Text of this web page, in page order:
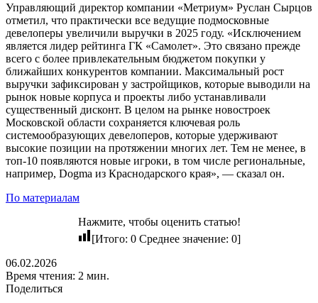
Управляющий директор компании «Метриум» Руслан Сырцов
отметил, что практически все ведущие подмосковные
девелоперы увеличили выручки в 2025 году. «Исключением
является лидер рейтинга ГК «Самолет». Это связано прежде
всего с более привлекательным бюджетом покупки у
ближайших конкурентов компании. Максимальный рост
выручки зафиксирован у застройщиков, которые выводили на
рынок новые корпуса и проекты либо устанавливали
существенный дисконт. В целом на рынке новостроек
Московской области сохраняется ключевая роль
системообразующих девелоперов, которые удерживают
высокие позиции на протяжении многих лет. Тем не менее, в
топ-10 появляются новые игроки, в том числе региональные,
например, Dogma из Краснодарского края», — сказал он.
По материалам
Нажмите, чтобы оценить статью!
[Итого: 0 Среднее значение: 0]
06.02.2026
Время чтения: 2 мин.
Поделиться